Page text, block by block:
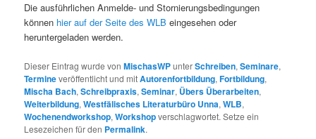
Die ausführlichen Anmelde- und Stornierungsbedingungen
können hier auf der Seite des WLB eingesehen oder
heruntergeladen werden.
Dieser Eintrag wurde vonMischasWPunterSchreiben,Seminare,
Termineveröffentlicht und mitAutorenfortbildung,Fortbildung,
Mischa Bach,Schreibpraxis,Seminar, Übers Überarbeiten,
Weiterbildung,Westfälisches Literaturbüro Unna,WLB,
Wochenendworkshop,Workshopverschlagwortet. Setze ein
Lesezeichen für den Permalink.